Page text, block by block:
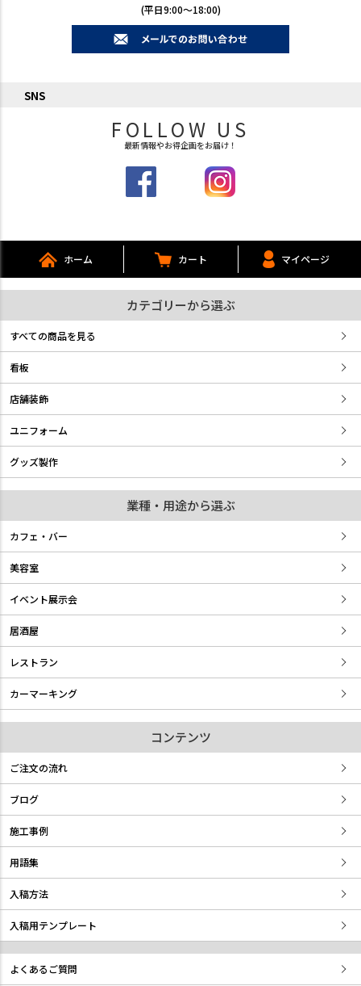
(平日9:00～18:00)
SNS
FOLLOW US
最新情報やお得企画をお届け！
ホーム カート マイページ
カテゴリーから選ぶ
すべての商品を見る
看板
店舗装飾
ユニフォーム
グッズ製作
業種・用途から選ぶ
カフェ・バー
美容室
イベント展示会
居酒屋
レストラン
カーマーキング
コンテンツ
ご注文の流れ
ブログ
施工事例
用語集
入稿方法
入稿用テンプレート
よくあるご質問